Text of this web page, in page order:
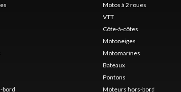
bord
Motos à 2 roues
VTT
Côte-à-côtes
Motoneiges
Motomarines
Bateaux
Pontons
Moteurs hors-bord